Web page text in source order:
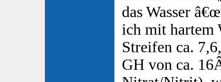
das Wasser
ich mit hartem
Streifen ca.
GH von ca.